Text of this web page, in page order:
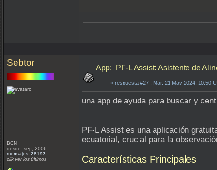
Sebtor
BCN
desde: sep, 2006
mensajes: 28193
clik ver los últimos
App: PF-L Assist: Asistente de
« respuesta #27 : Mar, 21 May 2024, 10:50
una app de ayuda para buscar y
PF-L Assist es una aplicación
ecuatorial, crucial para la
Características Principales